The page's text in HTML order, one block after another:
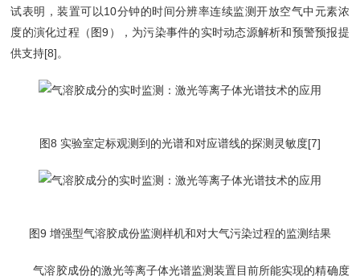
试表明，装置可以10分钟的时间分辨率连续监测开放空气中元素浓
度的演化过程（图9），为污染事件的实时动态源解析和预警预报提
供支持[8]。
图8 实验室定标观测到的光谱和对应谱线的探测灵敏度[7]
图9 增强型气溶胶成份监测样机和对大气污染过程的监测结果
气溶胶成份的激光等离子体光谱监测装置目前所能实现的精确度